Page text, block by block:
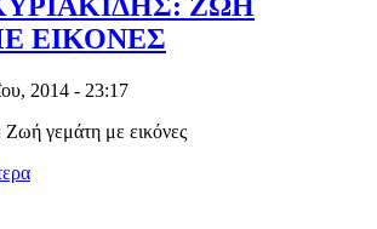
ΖΩΗ
ΕΙΚΟΝΕΣ
2014 - 23:17
Ζωή γεμάτη με εικόνες